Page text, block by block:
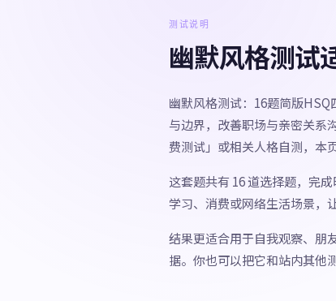
测试说明
幽默风格测试
幽默风格测试：16题简版
与边界，改善职场与亲密关系
费测试」或相关人格自测，本
这套题共有 16 道选择题，完
学习、消费或网络生活场景，
结果更适合用于自我观察、朋
据。你也可以把它和站内其他